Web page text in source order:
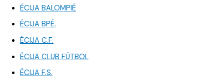
ÉCIJA BALOMPIÉ
ÉCIJA BPÉ.
ÉCIJA C.F.
ÉCIJA CLUB FÚTBOL
ÉCIJA F.S.